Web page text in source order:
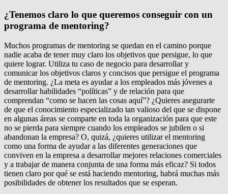
¿Tenemos claro lo que queremos conseguir con un
programa de mentoring?
Muchos programas de mentoring se quedan en el camino porque
nadie acaba de tener muy claro los objetivos que persigue, lo que
quiere lograr. Utiliza tu caso de negocio para desarrollar y
comunicar los objetivos claros y concisos que persigue el programa
de mentoring. ¿La meta es ayudar a los empleados más jóvenes a
desarrollar habilidades “políticas” y de relación para que
comprendan “como se hacen las cosas aquí”? ¿Quieres asegurarte
de que el conocimiento especializado tan valioso del que se dispone
en algunas áreas se comparte en toda la organización para que este
no se pierda para siempre cuando los empleados se jubilen o si
abandonan la empresa? O, quizá, ¿quieres utilizar el mentoring
como una forma de ayudar a las diferentes generaciones que
conviven en la empresa a desarrollar mejores relaciones comerciales
y a trabajar de manera conjunta de una forma más eficaz? Si todos
tienen claro por qué se está haciendo mentoring, habrá muchas más
posibilidades de obtener los resultados que se esperan.